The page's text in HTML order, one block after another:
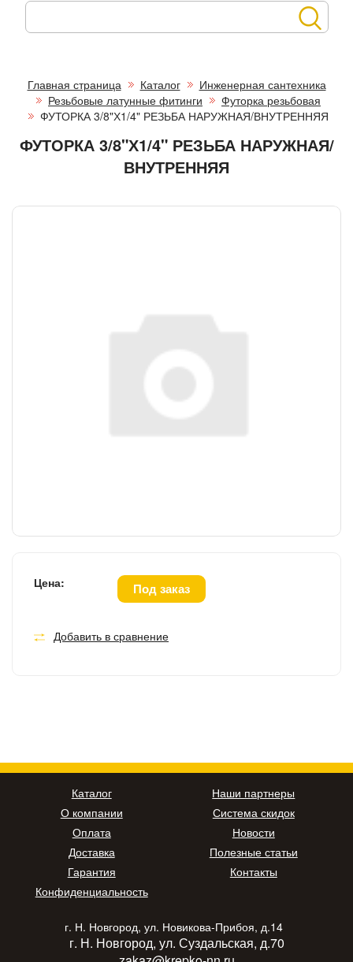
Главная страница Каталог
Инженерная сантехника
Резьбовые латунные фитинги
Футорка резьбовая
ФУТОРКА 3/8"Х1/4" РЕЗЬБА НАРУЖНАЯ/ВНУТРЕННЯЯ
ФУТОРКА 3/8"Х1/4" РЕЗЬБА НАРУЖНАЯ/
ВНУТРЕННЯЯ
Цена: Под заказ
Добавить в сравнение
Каталог
О компании
Оплата
Доставка
Гарантия
Конфиденциальность
Наши партнеры
Система скидок
Новости
Полезные статьи
Контакты
г. Н. Новгород, ул. Новикова-Прибоя, д.14
г. Н. Новгород, ул. Суздальская, д.70